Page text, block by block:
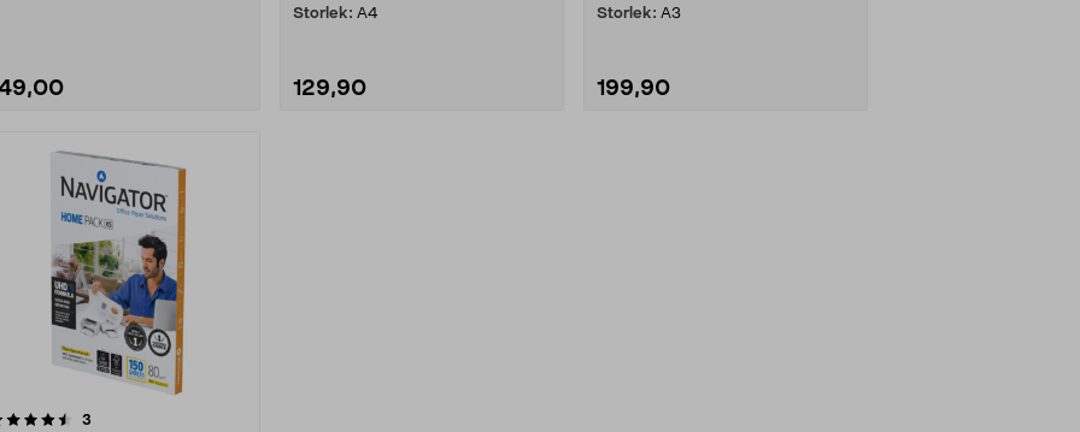
Storlek: A4
129,90
Storlek: A3
199,90
3